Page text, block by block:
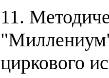
11.
циркового